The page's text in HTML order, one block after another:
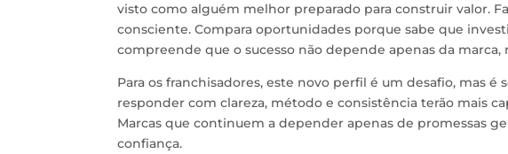
visto como alguém melhor preparado para construir valor.
consciente. Compara oportunidades porque sabe que
compreende que o sucesso não depende apenas da
Para os franchisadores, este novo perfil é um desafio, mas
responder com clareza, método e consistência terão mais
Marcas que continuem a depender apenas de promessas
confiança.